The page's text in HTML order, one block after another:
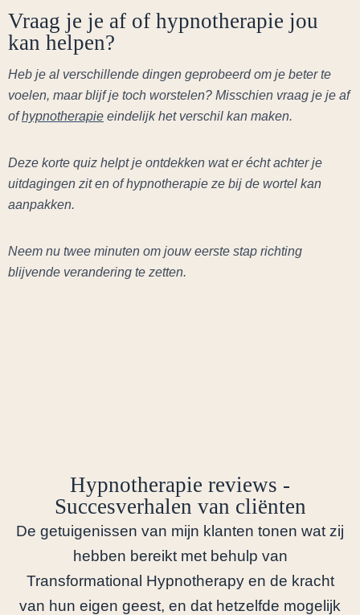
Vraag je je af of hypnotherapie jou
kan helpen?
Heb je al verschillende dingen geprobeerd om je beter te
voelen, maar blijf je toch worstelen? Misschien vraag je je af
ofhypnotherapie eindelijk het verschil kan maken.
Deze korte quiz helpt je ontdekken wat er écht achter je
uitdagingen zit en of hypnotherapie ze bij de wortel kan
aanpakken.
Neem nu twee minuten om jouw eerste stap richting
blijvende verandering te zetten.
Hypnotherapie reviews -
Succesverhalen van cliënten
De getuigenissen van mijn klanten tonen wat zij
hebben bereikt met behulp van
Transformational Hypnotherapy en de kracht
van hun eigen geest, en dat hetzelfde mogelijk